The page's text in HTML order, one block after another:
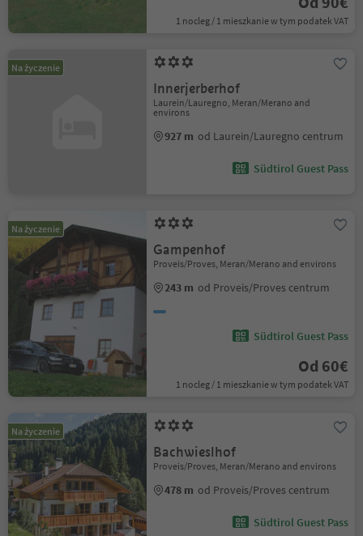
1 nocleg / 1 mieszkanie w tym podatek VAT
Na życzenie
Innerjerberhof
Laurein/Lauregno, Meran/Merano and
environs
927 m od Laurein/Lauregno centrum
Südtirol Guest Pass
Na życzenie
Gampenhof
Proveis/Proves, Meran/Merano and environs
243 m od Proveis/Proves centrum
Südtirol Guest Pass
Od 60€
1 nocleg / 1 mieszkanie w tym podatek VAT
Na życzenie
Bachwieslhof
Proveis/Proves, Meran/Merano and environs
478 m od Proveis/Proves centrum
Südtirol Guest Pass